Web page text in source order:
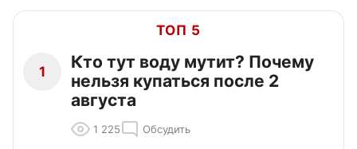
ТОП 5
1
Кто тут воду мутит? Почему
нельзя купаться после 2
августа
1 225 Обсудить